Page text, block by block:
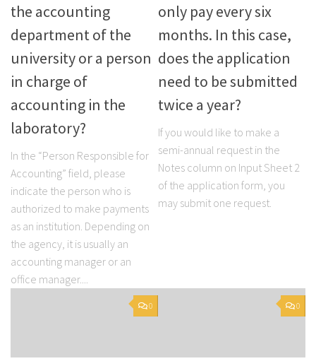
the accounting
department of the
university or a person
in charge of
accounting in the
laboratory?
In the “Person Responsible for
Accounting” field, please
indicate the person who is
authorized to make payments
as an institution. Depending on
the agency, it is usually an
accounting manager or an
office manager....
only pay every six
months. In this case,
does the application
need to be submitted
twice a year?
If you would like to make a
semi-annual request in the
Notes column on Input Sheet 2
of the application form, you
may submit one request.
0 0